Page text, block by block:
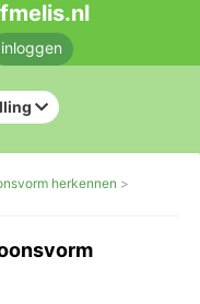
inloggen
herkennen